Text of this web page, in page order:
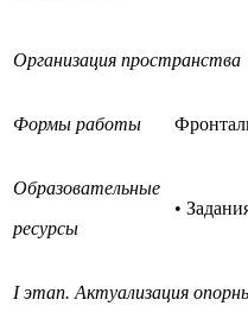
Организация пространства
Формы работы
Образовательные
ресурсы
•
I этап. Актуализация